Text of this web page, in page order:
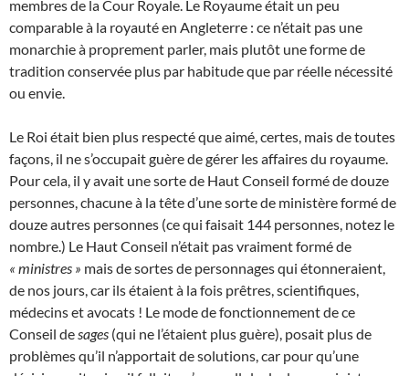
membres de la Cour Royale. Le Royaume était un peu
comparable à la royauté en Angleterre : ce n’était pas une
monarchie à proprement parler, mais plutôt une forme de
tradition conservée plus par habitude que par réelle nécessité
ou envie.
Le Roi était bien plus respecté que aimé, certes, mais de toutes
façons, il ne s’occupait guère de gérer les affaires du royaume.
Pour cela, il y avait une sorte de Haut Conseil formé de douze
personnes, chacune à la tête d’une sorte de ministère formé de
douze autres personnes (ce qui faisait 144 personnes, notez le
nombre.) Le Haut Conseil n’était pas vraiment formé de
« ministres » mais de sortes de personnages qui étonneraient,
de nos jours, car ils étaient à la fois prêtres, scientifiques,
médecins et avocats ! Le mode de fonctionnement de ce
Conseil de sages (qui ne l’étaient plus guère), posait plus de
problèmes qu’il n’apportait de solutions, car pour qu’une